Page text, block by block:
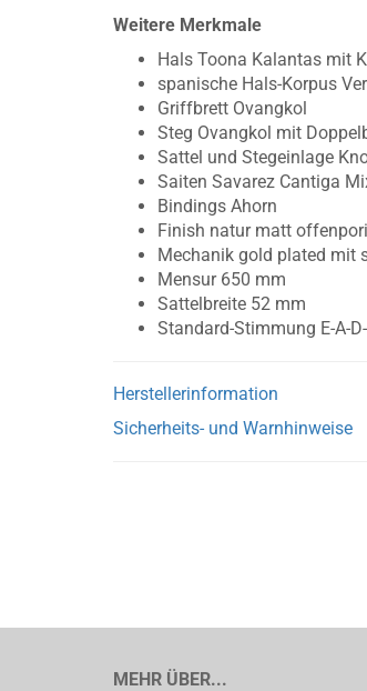
Weitere Merkmale
Hals Toona Kalantas mit
spanische Hals-Korpus
Griffbrett Ovangkol
Steg Ovangkol mit
Sattel und Stegeinlage
Saiten Savarez Cantiga
Bindings Ahorn
Finish natur matt
Mechanik gold plated mit
Mensur 650 mm
Sattelbreite 52 mm
Standard-Stimmung E-A-D-
Herstellerinformation
Sicherheits- und Warnhinweise
MEHR ÜBER...